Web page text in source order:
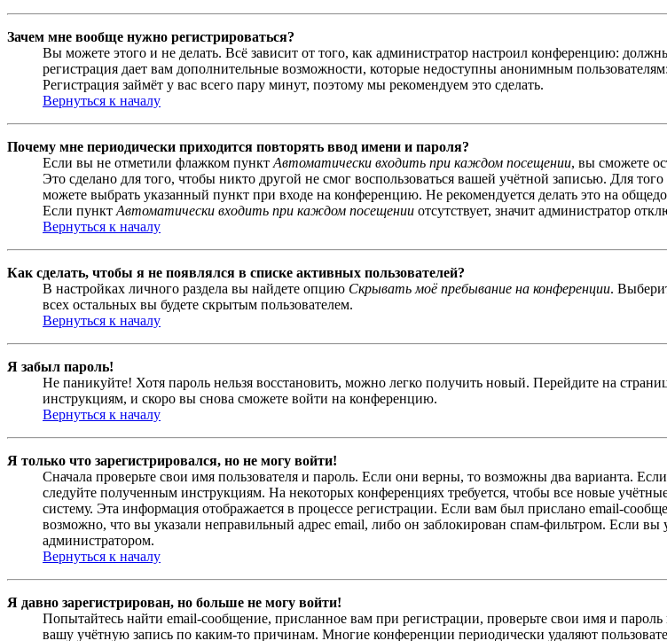
Зачем мне вообще нужно регистрироваться?
Вы можете этого и не делать. Всё зависит от того, как администратор настроил конференцию:
регистрация дает вам дополнительные возможности, которые недоступны анонимным
Регистрация займёт у вас всего пару минут, поэтому мы рекомендуем это сделать.
Вернуться к началу
Почему мне периодически приходится повторять ввод имени и пароля?
Если вы не отметили флажком пункт Автоматически входить при каждом посещении, вы сможете
Это сделано для того, чтобы никто другой не смог воспользоваться вашей учётной записью. Для
можете выбрать указанный пункт при входе на конференцию. Не рекомендуется делать это на
Если пункт Автоматически входить при каждом посещении отсутствует, значит администратор
Вернуться к началу
Как сделать, чтобы я не появлялся в списке активных пользователей?
В настройках личного раздела вы найдете опцию Скрывать моё пребывание на конференции.
всех остальных вы будете скрытым пользователем.
Вернуться к началу
Я забыл пароль!
Не паникуйте! Хотя пароль нельзя восстановить, можно легко получить новый. Перейдите на
инструкциям, и скоро вы снова сможете войти на конференцию.
Вернуться к началу
Я только что зарегистрировался, но не могу войти!
Сначала проверьте свои имя пользователя и пароль. Если они верны, то возможны два варианта.
следуйте полученным инструкциям. На некоторых конференциях требуется, чтобы все новые
систему. Эта информация отображается в процессе регистрации. Если вам был прислано email-
возможно, что вы указали неправильный адрес email, либо он заблокирован спам-фильтром. Если вы
администратором.
Вернуться к началу
Я давно зарегистрирован, но больше не могу войти!
Попытайтесь найти email-сообщение, присланное вам при регистрации, проверьте свои имя и
вашу учётную запись по каким-то причинам. Многие конференции периодически удаляют